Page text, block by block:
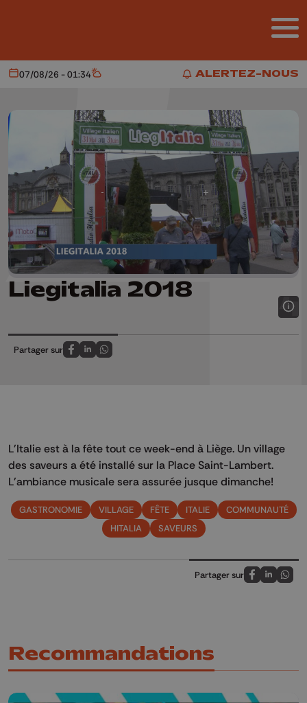
ALERTEZ-NOUS
ALERTEZ-NOUS
Aujourd'hui
07/08/26 - 01:34 Météo
Liegitalia 2018
Partager sur
Partagez sur FaceBook
Partagez sur LinkedIn
Partagez sur Whatsapp
L'Italie est à la fête tout ce week-end à Liège. Un village
des saveurs a été installé sur la Place Saint-Lambert.
L'ambiance musicale sera assurée jusque dimanche!
GASTRONOMIE VILLAGE FÊTE ITALIE
COMMUNAUTÉ
HITALIA
SAVEURS
Partager sur
Partagez sur
Partagez
Recommandations